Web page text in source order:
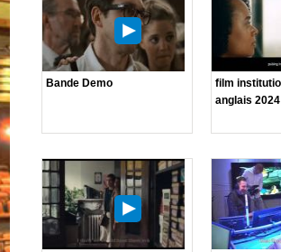
Bande Demo
film
anglais 2024